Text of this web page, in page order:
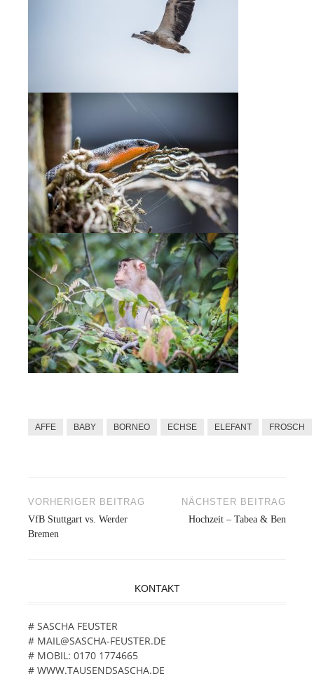
AFFE BABY BORNEO ECHSE ELEFANT FROSCH
Beitragsnavigation
VORHERIGER BEITRAG
VfB Stuttgart vs. Werder
Bremen
NÄCHSTER BEITRAG
Hochzeit – Tabea & Ben
KONTAKT
# SASCHA FEUSTER
# MAIL@SASCHA-FEUSTER.DE
# MOBIL: 0170 1774665
# WWW.TAUSENDSASCHA.DE